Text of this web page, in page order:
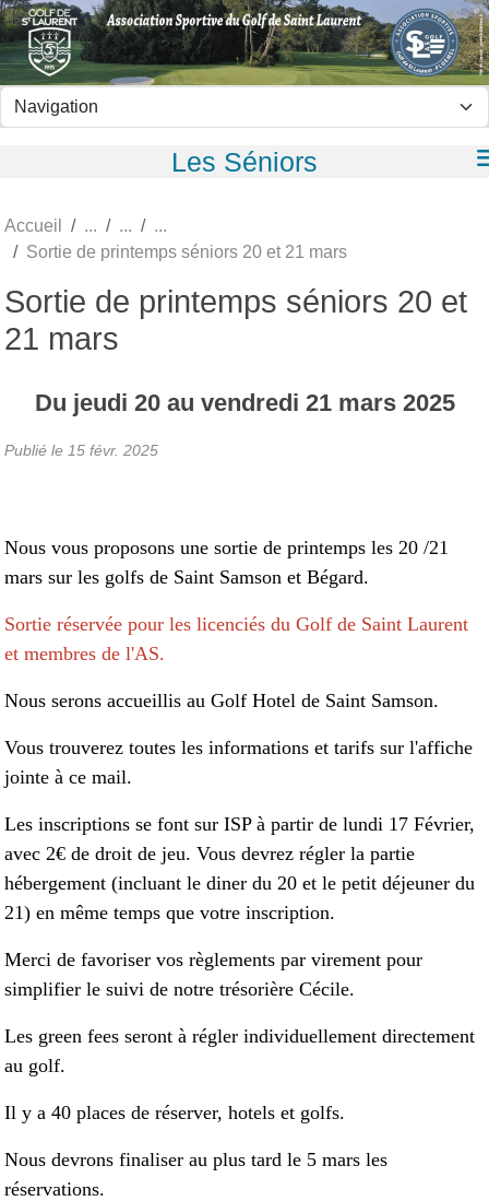
Les Séniors
Accueil
Sortie de printemps séniors 20 et 21 mars
Sortie de printemps séniors 20 et
21 mars
Du jeudi 20au vendredi 21 mars 2025
Publié le 15 févr. 2025
Nous vous proposons une sortie de printemps les 20 /21
mars sur les golfs de Saint Samson et Bégard.
Sortie réservée pour les licenciés du Golf de Saint Laurent
et membres de l'AS.
Nous serons accueillis au Golf Hotel de Saint Samson.
Vous trouverez toutes les informations et tarifs sur l'affiche
jointe à ce mail.
Les inscriptions se font sur ISP à partir de lundi 17 Février,
avec 2€ de droit de jeu. Vous devrez régler la partie
hébergement (incluant le diner du 20 et le petit déjeuner du
21) en même temps que votre inscription.
Merci de favoriser vos règlements par virement pour
simplifier le suivi de notre trésorière Cécile.
Les green fees seront à régler individuellement directement
au golf.
Il y a 40 places de réserver, hotels et golfs.
Nous devrons finaliser au plus tard le 5 mars les
réservations.
Panneau de gestion des cookies